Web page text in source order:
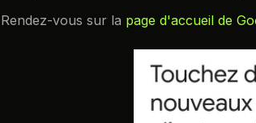
Rendez-vous sur la page d'accueil de